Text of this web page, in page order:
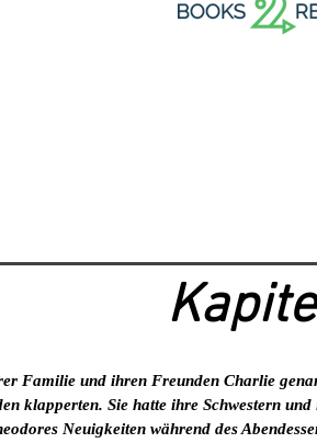
Familie und ihren Freunden Charlie
klapperten. Sie hatte ihre Schwestern
Neuigkeiten während des